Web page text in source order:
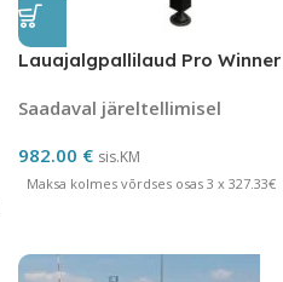
Lauajalgpallilaud Pro Winner
Saadaval järeltellimisel
982.00 € sis.KM
Maksa kolmes võrdses osas 3 x 327.33€